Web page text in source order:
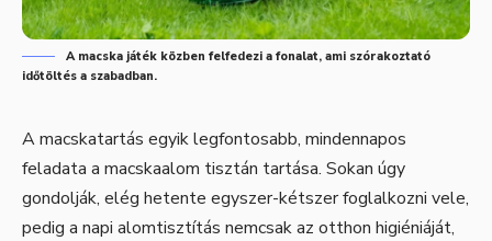
A macska játék közben felfedezi a fonalat, ami szórakoztató
időtöltés a szabadban.
A macskatartás egyik legfontosabb, mindennapos
feladata a macskaalom tisztán tartása. Sokan úgy
gondolják, elég hetente egyszer-kétszer foglalkozni vele,
pedig a napi alomtisztítás nemcsak az otthon higiéniáját,